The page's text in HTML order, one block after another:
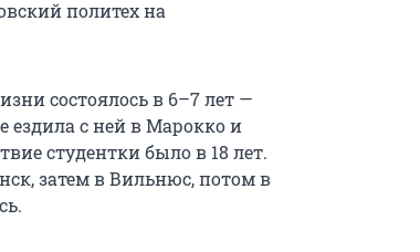
политех на
состоялось в 6–7 лет —
ездила с ней в Марокко и
студентки было в 18 лет.
затем в Вильнюс, потом в